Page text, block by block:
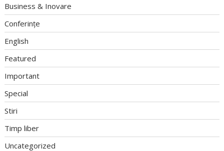
Business & Inovare
Conferințe
English
Featured
Important
Special
Stiri
Timp liber
Uncategorized